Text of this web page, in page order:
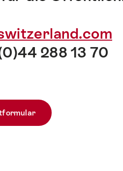
288 13 70